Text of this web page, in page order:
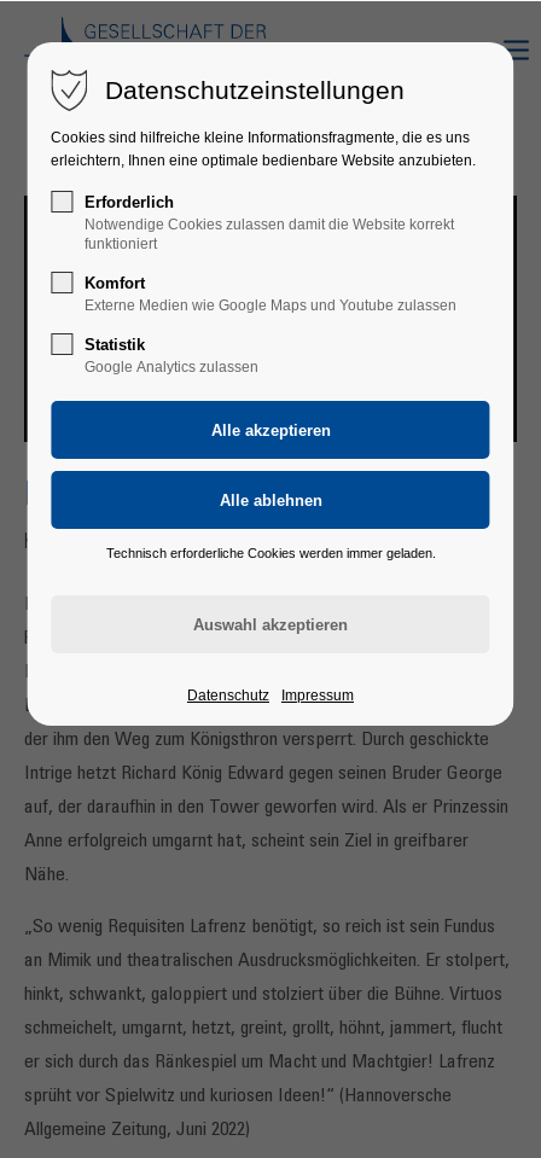
BERND LAFRENZ
König Richard III., frei nach Shakespeare
Richard, Herzog von Gloucester, ist bucklig und hinkt. Tanz und
Feste sind ihm zuwider. Krieg zieht er dem Frieden vor. Durch die
Natur um äußerliche Reize betrogen, entschließt er sich, ein
Erzschurke und Bösewicht zu werden und jeden zu beseitigen,
der ihm den Weg zum Königsthron versperrt. Durch geschickte
Intrige hetzt Richard König Edward gegen seinen Bruder George
auf, der daraufhin in den Tower geworfen wird. Als er Prinzessin
Anne erfolgreich umgarnt hat, scheint sein Ziel in greifbarer
Nähe.
„So wenig Requisiten Lafrenz benötigt, so reich ist sein Fundus
an Mimik und theatralischen Ausdrucksmöglichkeiten. Er stolpert,
hinkt, schwankt, galoppiert und stolziert über die Bühne. Virtuos
schmeichelt, umgarnt, hetzt, greint, grollt, höhnt, jammert, flucht
er sich durch das Ränkespiel um Macht und Machtgier! Lafrenz
sprüht vor Spielwitz und kuriosen Ideen!“ (Hannoversche
Allgemeine Zeitung, Juni 2022)
Datenschutzeinstellungen
Cookies sind hilfreiche kleine Informationsfragmente, die es uns
erleichtern, Ihnen eine optimale bedienbare Website anzubieten.
Erforderlich
Notwendige Cookies zulassen damit die Website korrekt
funktioniert
Komfort
Externe Medien wie Google Maps und Youtube zulassen
Statistik
Google Analytics zulassen
Technisch erforderliche Cookies werden immer geladen.
Datenschutz Impressum